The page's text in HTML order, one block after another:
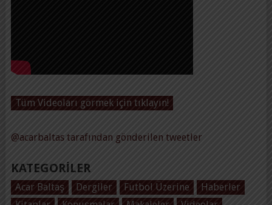
Tüm Videoları görmek için tıklayın!
@acarbaltas tarafından gönderilen tweetler
KATEGORILER
Acar Baltaş Dergiler Futbol Üzerine
Haberler